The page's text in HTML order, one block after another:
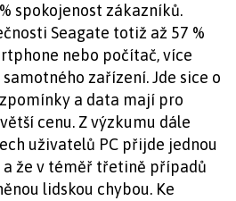
spokojenost zákazníků.
Seagate totiž až 57 %
nebo počítač, více
zařízení. Jde sice o
a data mají pro
cenu. Z výzkumu dále
uživatelů PC přijde jednou
a že v téměř třetině případů
lidskou chybou. Ke